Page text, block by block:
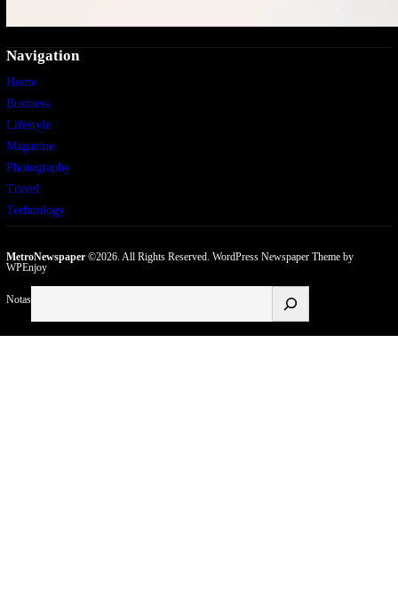
Navigation
Home
Business
Lifestyle
Magazine
Photography
Travel
Technology
MetroNewspaper©2026. All Rights Reserved. WordPress Newspaper Themeby
WPEnjoy
Notas